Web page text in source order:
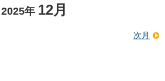
2025年 12月
次月